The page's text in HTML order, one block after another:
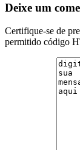
Deixe um
Certifique-se de
permitido código